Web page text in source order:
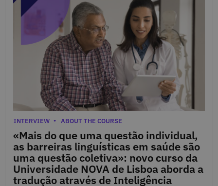
«Mais do que uma questão individual,
as barreiras linguísticas em saúde são
uma questão coletiva»: novo curso da
Universidade NOVA de Lisboa aborda a
tradução através de Inteligência
July 2, 2025
Categories
INTERVIEW ABOUT THE COURSE